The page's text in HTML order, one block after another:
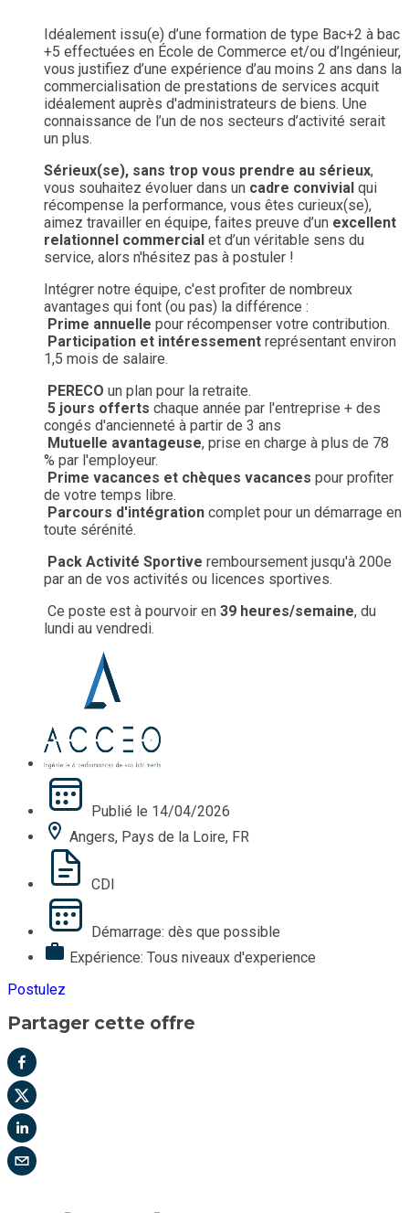
Idéalement issu(e) d’une formation de type Bac+2 à bac
+5 effectuées en École de Commerce et/ou d’Ingénieur,
vous justifiez d’une expérience d’au moins 2 ans dans la
commercialisation de prestations de services acquit
idéalement auprès d'administrateurs de biens. Une
connaissance de l’un de nos secteurs d’activité serait
un plus.
Sérieux(se), sans trop vous prendre au sérieux,
vous souhaitez évoluer dans un cadre convivial qui
récompense la performance, vous êtes curieux(se),
aimez travailler en équipe, faites preuve d’un excellent
relationnel commercial et d’un véritable sens du
service, alors n'hésitez pas à postuler !
Intégrer notre équipe, c'est profiter de nombreux
avantages qui font (ou pas) la différence :
Prime annuelle pour récompenser votre contribution.
Participation et intéressement représentant environ
1,5 mois de salaire.
PERECO un plan pour la retraite.
5 jours offerts chaque année par l'entreprise + des
congés d'ancienneté à partir de 3 ans
Mutuelle avantageuse, prise en charge à plus de 78
% par l'employeur.
Prime vacances et chèques vacances pour profiter
de votre temps libre.
Parcours d'intégration complet pour un démarrage en
toute sérénité.
Pack Activité Sportive remboursement jusqu'à 200e
par an de vos activités ou licences sportives.
Ce poste est à pourvoir en 39 heures/semaine, du
lundi au vendredi.
Publié le 14/04/2026
Angers, Pays de la Loire, FR
CDI
Démarrage: dès que possible
Expérience: Tous niveaux d'experience
Postulez
Partager cette offre